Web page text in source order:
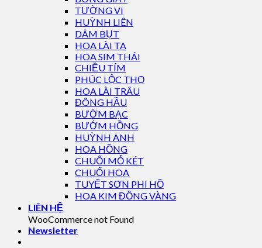
TƯỜNG VI
HUỲNH LIÊN
DÂM BỤT
HOA LÀI TA
HOA SIM THÁI
CHIỀU TÍM
PHÚC LỘC THỌ
HOA LÀI TRÂU
ĐÔNG HẦU
BƯỚM BẠC
BƯỚM HỒNG
HUỲNH ANH
HOA HỒNG
CHUỐI MỎ KÉT
CHUỐI HOA
TUYẾT SƠN PHI HỒ
HOA KIM ĐỒNG VÀNG
LIÊN HỆ
WooCommerce not Found
Newsletter